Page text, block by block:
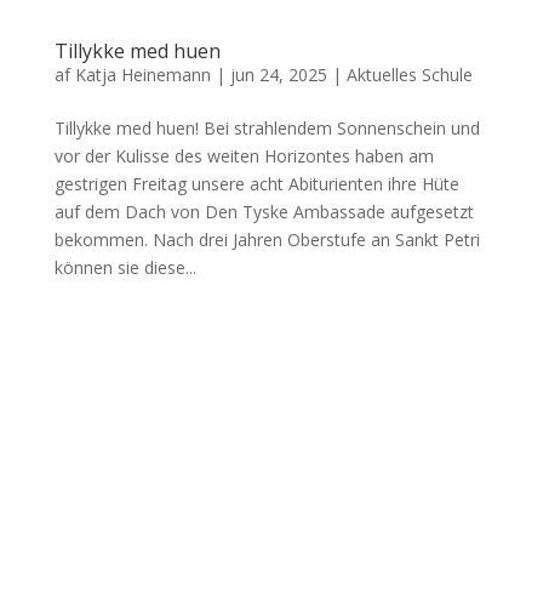
Tillykke med huen
af Katja Heinemann | jun 24, 2025 | Aktuelles Schule
Tillykke med huen! Bei strahlendem Sonnenschein und
vor der Kulisse des weiten Horizontes haben am
gestrigen Freitag unsere acht Abiturienten ihre Hüte
auf dem Dach von Den Tyske Ambassade aufgesetzt
bekommen. Nach drei Jahren Oberstufe an Sankt Petri
können sie diese...